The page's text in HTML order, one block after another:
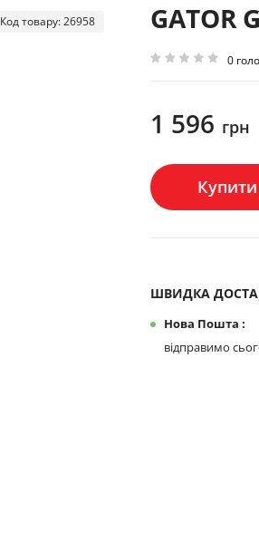
Код товару: 26958 GATOR
0
1 596 грн
Купити
ШВИДКА
Нова Пошта :
відправимо